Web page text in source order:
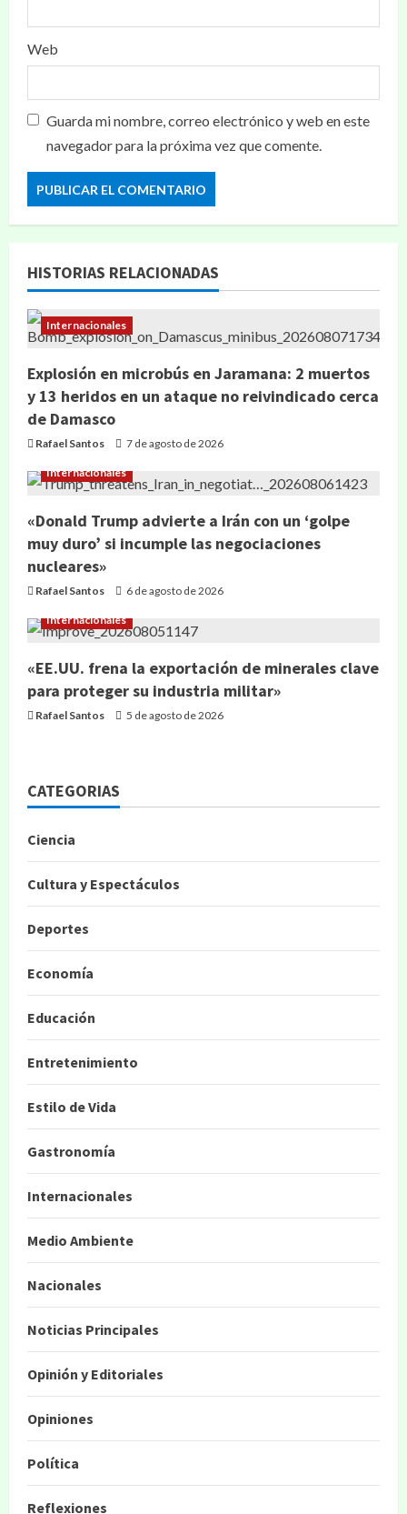
Web
Guarda mi nombre, correo electrónico y web en este
navegador para la próxima vez que comente.
HISTORIAS RELACIONADAS
Internacionales
Explosión en microbús en Jaramana: 2 muertos
y 13 heridos en un ataque no reivindicado cerca
de Damasco
Rafael Santos 7 de agosto de 2026
Internacionales
«Donald Trump advierte a Irán con un ‘golpe
muy duro’ si incumple las negociaciones
nucleares»
Rafael Santos 6 de agosto de 2026
Internacionales
«EE.UU. frena la exportación de minerales clave
para proteger su industria militar»
Rafael Santos 5 de agosto de 2026
CATEGORIAS
Ciencia
Cultura y Espectáculos
Deportes
Economía
Educación
Entretenimiento
Estilo de Vida
Gastronomía
Internacionales
Medio Ambiente
Nacionales
Noticias Principales
Opinión y Editoriales
Opiniones
Política
Reflexiones